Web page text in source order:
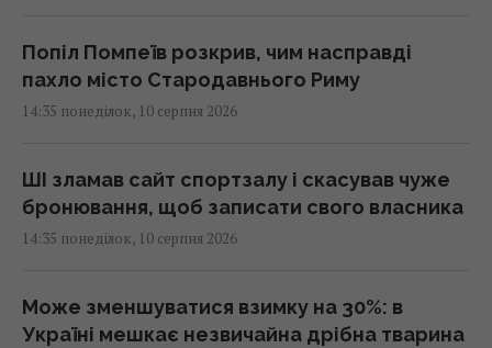
Попіл Помпеїв розкрив, чим насправді
пахло місто Стародавнього Риму
14:35 понеділок, 10 серпня 2026
ШІ зламав сайт спортзалу і скасував чуже
бронювання, щоб записати свого власника
14:35 понеділок, 10 серпня 2026
Може зменшуватися взимку на 30%: в
Україні мешкає незвичайна дрібна тварина